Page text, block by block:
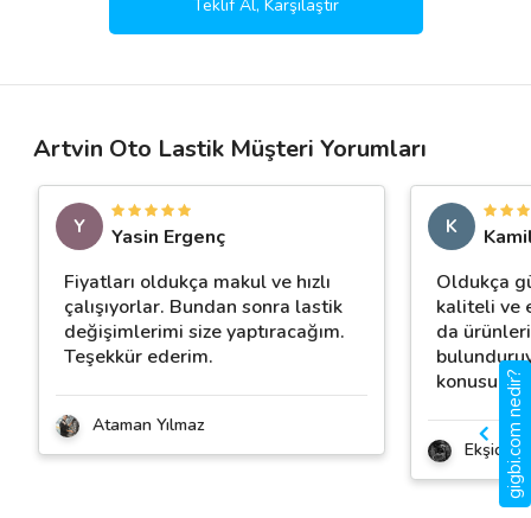
Teklif Al, Karşılaştır
Artvin Oto Lastik Müşteri Yorumları
Y
Yasin Ergenç
Fiyatları oldukça makul ve hızlı
çalışıyorlar. Bundan sonra lastik
değişimlerimi size yaptıracağım.
Teşekkür ederim.
Ataman Yılmaz
K
Oldukça
kaliteli ve
da
gigbi.com nedir?